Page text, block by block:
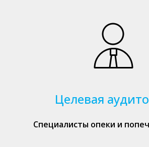
Целевая
Специалисты опеки и